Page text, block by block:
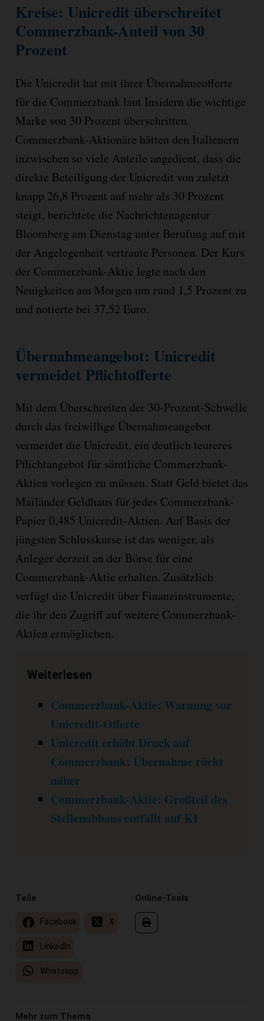
Kreise: Unicredit überschreitet
Commerzbank-Anteil von 30
Prozent
Die Unicredit hat mit ihrer Übernahmeofferte
für die Commerzbank laut Insidern die wichtige
Marke von 30 Prozent überschritten.
Commerzbank-Aktionäre hätten den Italienern
inzwischen so viele Anteile angedient, dass die
direkte Beteiligung der Unicredit von zuletzt
knapp 26,8 Prozent auf mehr als 30 Prozent
steigt, berichtete die Nachrichtenagentur
Bloomberg am Dienstag unter Berufung auf mit
der Angelegenheit vertraute Personen. Der Kurs
der Commerzbank-Aktie legte nach den
Neuigkeiten am Morgen um rund 1,5 Prozent zu
und notierte bei 37,52 Euro.
Übernahmeangebot: Unicredit
vermeidet Pflichtofferte
Mit dem Überschreiten der 30-Prozent-Schwelle
durch das freiwillige Übernahmeangebot
vermeidet die Unicredit, ein deutlich teureres
Pflichtangebot für sämtliche Commerzbank-
Aktien vorlegen zu müssen. Statt Geld bietet das
Mailänder Geldhaus für jedes Commerzbank-
Papier 0,485 Unicredit-Aktien. Auf Basis der
jüngsten Schlusskurse ist das weniger, als
Anleger derzeit an der Börse für eine
Commerzbank-Aktie erhalten. Zusätzlich
verfügt die Unicredit über Finanzinstrumente,
die ihr den Zugriff auf weitere Commerzbank-
Aktien ermöglichen.
Weiterlesen
Commerzbank-Aktie: Warnung vor
Unicredit-Offerte
Unicredit erhöht Druck auf
Commerzbank: Übernahme rückt
näher
Commerzbank-Aktie: Großteil des
Stellenabbaus entfällt auf KI
Online-Tools
Teile
Facebook X
LinkedIn
Whatsapp
Mehr zum Thema